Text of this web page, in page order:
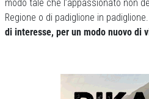
modo tale che l’appassionato non
Regione o di padiglione in padiglione.
di interesse, per un modo nuovo di